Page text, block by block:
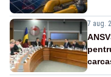
7 aug.